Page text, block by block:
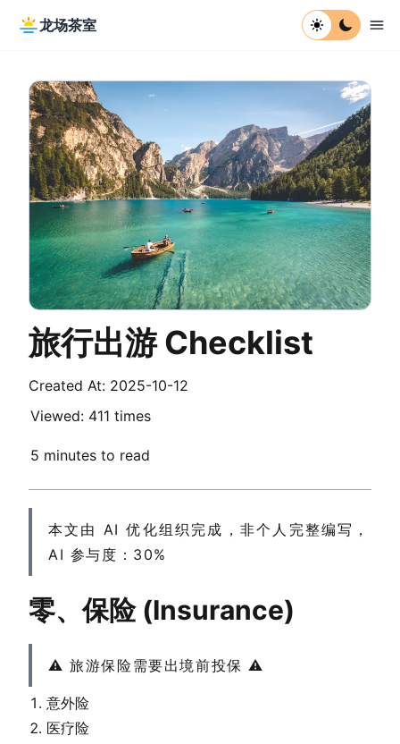
龙场茶室
旅行出游 Checklist
Created At: 2025-10-12
Viewed: 411 times
5 minutes to read
本文由 AI 优化组织完成，非个人完整编写，
AI 参与度：30%
零、保险 (Insurance)
⚠️ 旅游保险需要出境前投保 ⚠️
意外险
医疗险